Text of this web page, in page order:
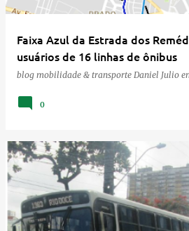
Faixa Azul da Estrada dos
usuários de 16 linhas de ônibus
blog mobilidade & transporte Daniel Julio
0